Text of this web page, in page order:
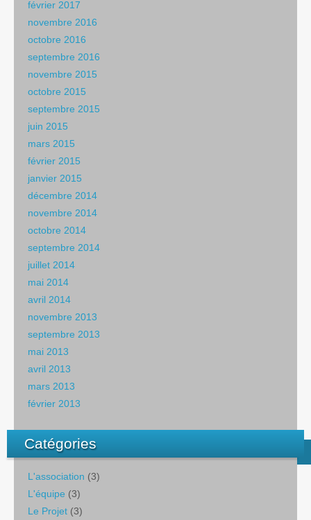
février 2017
novembre 2016
octobre 2016
septembre 2016
novembre 2015
octobre 2015
septembre 2015
juin 2015
mars 2015
février 2015
janvier 2015
décembre 2014
novembre 2014
octobre 2014
septembre 2014
juillet 2014
mai 2014
avril 2014
novembre 2013
septembre 2013
mai 2013
avril 2013
mars 2013
février 2013
Catégories
L'association (3)
L'équipe (3)
Le Projet (3)